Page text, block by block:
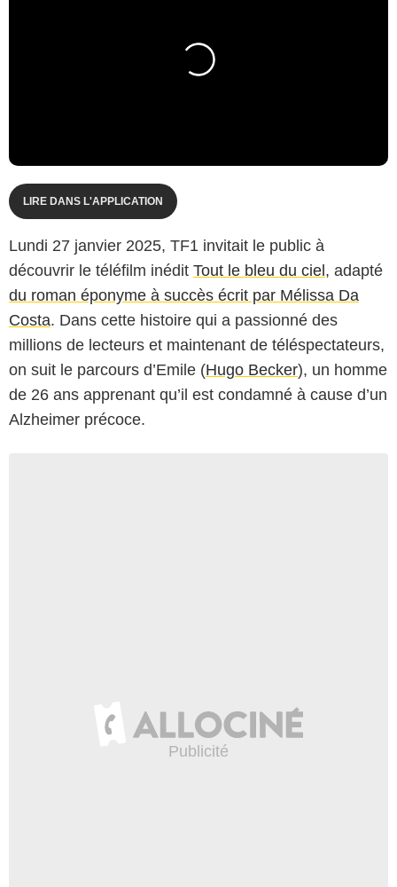
LIRE DANS L'APPLICATION
Lundi 27 janvier 2025, TF1 invitait le public à
découvrir le téléfilm inédit Tout le bleu du ciel, adapté
du roman éponyme à succès écrit par Mélissa Da
Costa. Dans cette histoire qui a passionné des
millions de lecteurs et maintenant de téléspectateurs,
on suit le parcours d’Emile (Hugo Becker), un homme
de 26 ans apprenant qu’il est condamné à cause d’un
Alzheimer précoce.